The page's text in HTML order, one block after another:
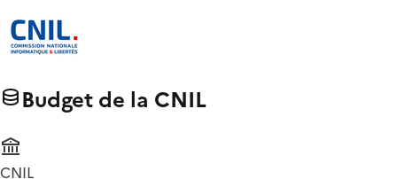
Budget de la CNIL
CNIL